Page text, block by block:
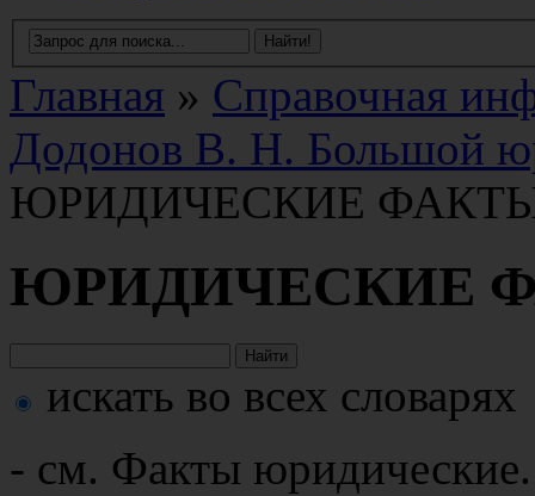
Главная » Справочная
Додонов В. Н. Большой
ЮРИДИЧЕСКИЕ
ЮРИДИЧЕСКИЕ
искать во всех словарях
- см. Факты юридические.